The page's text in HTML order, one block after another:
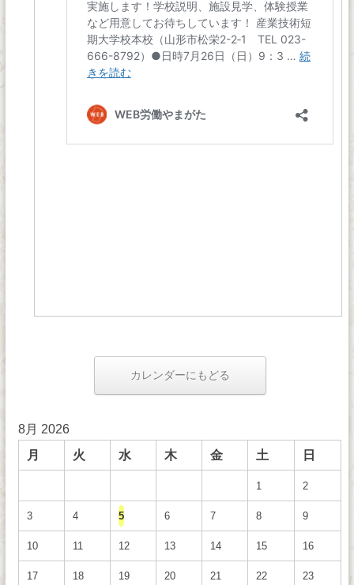
カレンダーにもどる
8月 2026
月
火 水 木 金 土 日
1 2
3 4 5 6 7 8 9
10 11 12 13 14 15 16
17 18 19 20 21 22 23